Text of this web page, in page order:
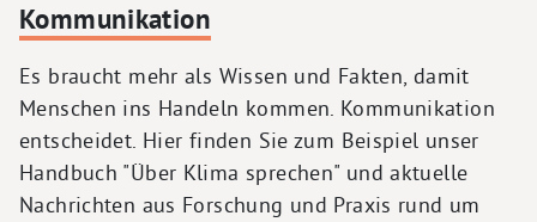
Kommunikation
Es braucht mehr als Wissen und Fakten, damit
Menschen ins Handeln kommen. Kommunikation
entscheidet. Hier finden Sie zum Beispiel unser
Handbuch "Über Klima sprechen" und aktuelle
Nachrichten aus Forschung und Praxis rund um